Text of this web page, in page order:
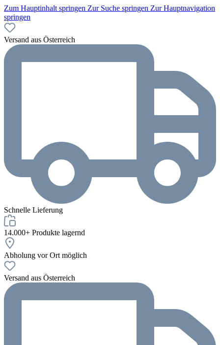
Zum Hauptinhalt springen Zur Suche springen Zur Hauptnavigation
springen
Versand aus Österreich
Schnelle Lieferung
14.000+ Produkte lagernd
Abholung vor Ort möglich
Versand aus Österreich